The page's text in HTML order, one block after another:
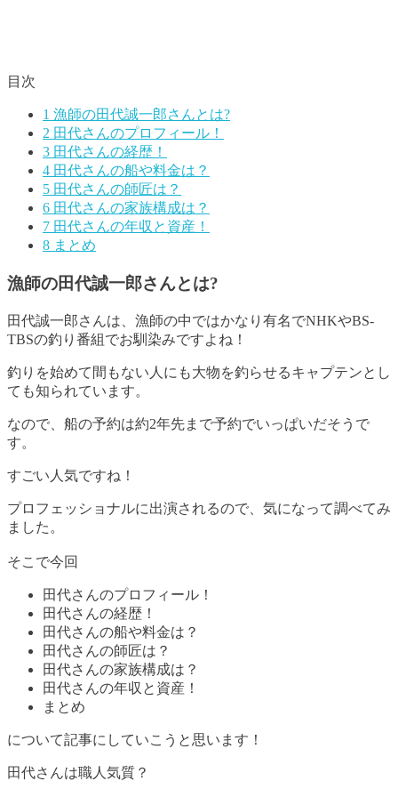
目次
1 漁師の田代誠一郎さんとは?
2 田代さんのプロフィール！
3 田代さんの経歴！
4 田代さんの船や料金は？
5 田代さんの師匠は？
6 田代さんの家族構成は？
7 田代さんの年収と資産！
8 まとめ
漁師の田代誠一郎さんとは?
田代誠一郎さんは、漁師の中ではかなり有名でNHKやBS-
TBSの釣り番組でお馴染みですよね！
釣りを始めて間もない人にも大物を釣らせるキャプテンとし
ても知られています。
なので、船の予約は約2年先まで予約でいっぱいだそうで
す。
すごい人気ですね！
プロフェッショナルに出演されるので、気になって調べてみ
ました。
そこで今回
田代さんのプロフィール！
田代さんの経歴！
田代さんの船や料金は？
田代さんの師匠は？
田代さんの家族構成は？
田代さんの年収と資産！
まとめ
について記事にしていこうと思います！
田代さんは職人気質？